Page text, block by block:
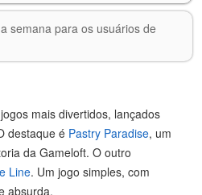
semana para os usuários de
mais divertidos, lançados
destaque é Pastry Paradise, um
da Gameloft. O outro
Line. Um jogo simples, com
absurda.